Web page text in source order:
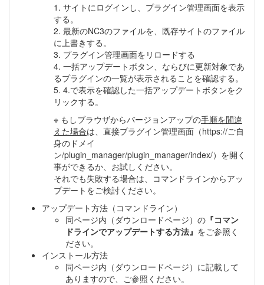
1. サイトにログインし、プラグイン管理画面を表示
する。
2. 最新のNC3のファイルを、既存サイトのファイル
に上書きする。
3. プラグイン管理画面をリロードする
4. 一括アップデートボタン、ならびに更新対象であ
るプラグインの一覧が表示されることを確認する。
5. 4.で表示を確認した一括アップデートボタンをク
リックする。
※ もしブラウザからバージョンアップの手順を間違
えた場合は、直接プラグイン管理画面（https://ご自
身のドメイ
ン/plugin_manager/plugin_manager/index/）を開く
事ができるか、お試しください。
それでも失敗する場合は、コマンドラインからアッ
プデートをご検討ください。
アップデート方法（コマンドライン）
同ページ内（ダウンロードページ）の 『コマン
ドラインでアップデートする方法』 をご参照く
ださい。
インストール方法
同ページ内（ダウンロードページ）に記載して
ありますので、ご参照ください。